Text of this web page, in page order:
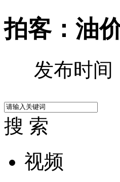
拍客：油
发布时间
搜 索
视频